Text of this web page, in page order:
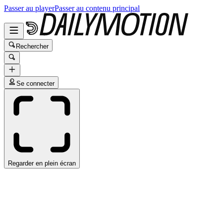
Passer au playerPasser au contenu principal
Rechercher
Se connecter
Regarder en plein écran